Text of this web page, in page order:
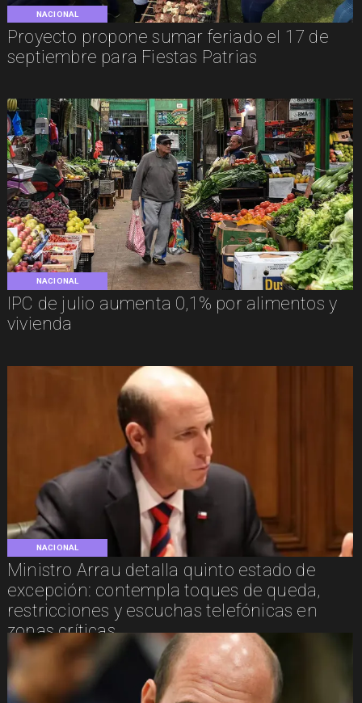
NACIONAL
Proyecto propone sumar feriado el 17 de
septiembre para Fiestas Patrias
NACIONAL
IPC de julio aumenta 0,1% por alimentos y
vivienda
NACIONAL
Ministro Arrau detalla quinto estado de
excepción: contempla toques de queda,
restricciones y escuchas telefónicas en
zonas críticas